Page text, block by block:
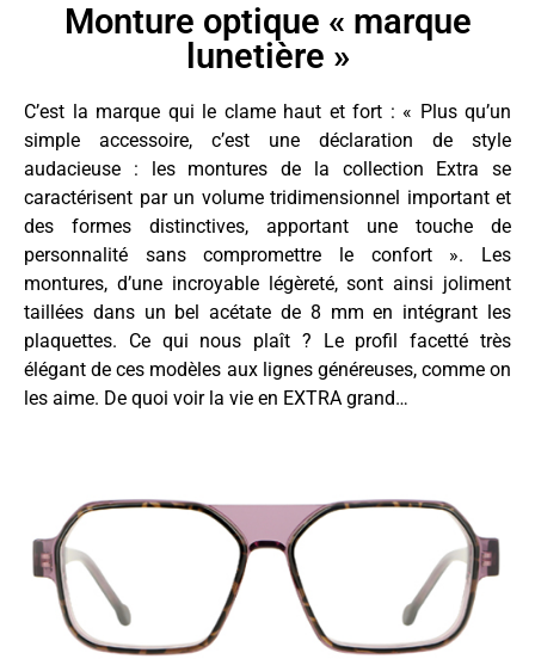
Monture optique « marque
lunetière »
C’est la marque qui le clame haut et fort : « Plus qu’un
simple accessoire, c’est une déclaration de style
audacieuse : les montures de la collection Extra se
caractérisent par un volume tridimensionnel important et
des formes distinctives, apportant une touche de
personnalité sans compromettre le confort ». Les
montures, d’une incroyable légèreté, sont ainsi joliment
taillées dans un bel acétate de 8 mm en intégrant les
plaquettes. Ce qui nous plaît ? Le profil facetté très
élégant de ces modèles aux lignes généreuses, comme on
les aime. De quoi voir la vie en EXTRA grand…